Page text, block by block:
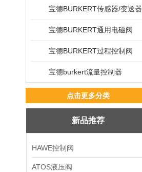
宝德BURKERT传感器/变送器
宝德BURKERT通用电磁阀
宝德BURKERT过程控制阀
宝德burkert流量控制器
点击更多分类
新品推荐
HAWE控制阀
ATOS液压阀